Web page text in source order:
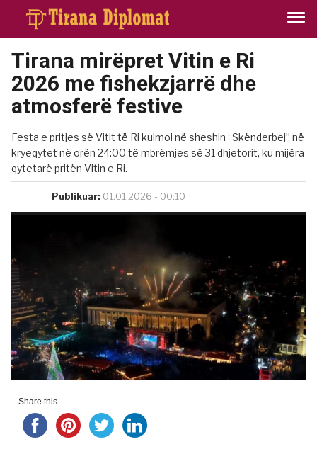
Tirana mirëpret Vitin e Ri
2026 me fishekzjarrë dhe
atmosferë festive
Festa e pritjes së Vitit të Ri kulmoi në sheshin “Skënderbej” në
kryeqytet në orën 24:00 të mbrëmjes së 31 dhjetorit, ku mijëra
qytetarë pritën Vitin e Ri.
Publikuar: 01.01.2026 - 00:10
Share this...